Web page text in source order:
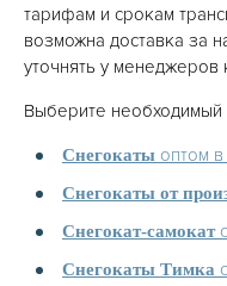
тарифам и срокам
возможна доставка за
уточнять у менеджеров
Выберите необходимый
Снегокаты оптом
Снегокаты от
Снегокат-самокат
Снегокаты Тимка